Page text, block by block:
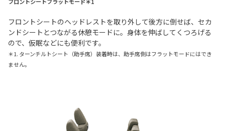
フロントシートのヘッドレストを取り外して後方に倒せば、セカ
ンドシートとつながる休憩モードに。身体を伸ばしてくつろげる
ので、仮眠などにも便利です。
＊1. ターンチルトシート（助手席）装着時は、助手席側はフラットモードにはでき
ません。